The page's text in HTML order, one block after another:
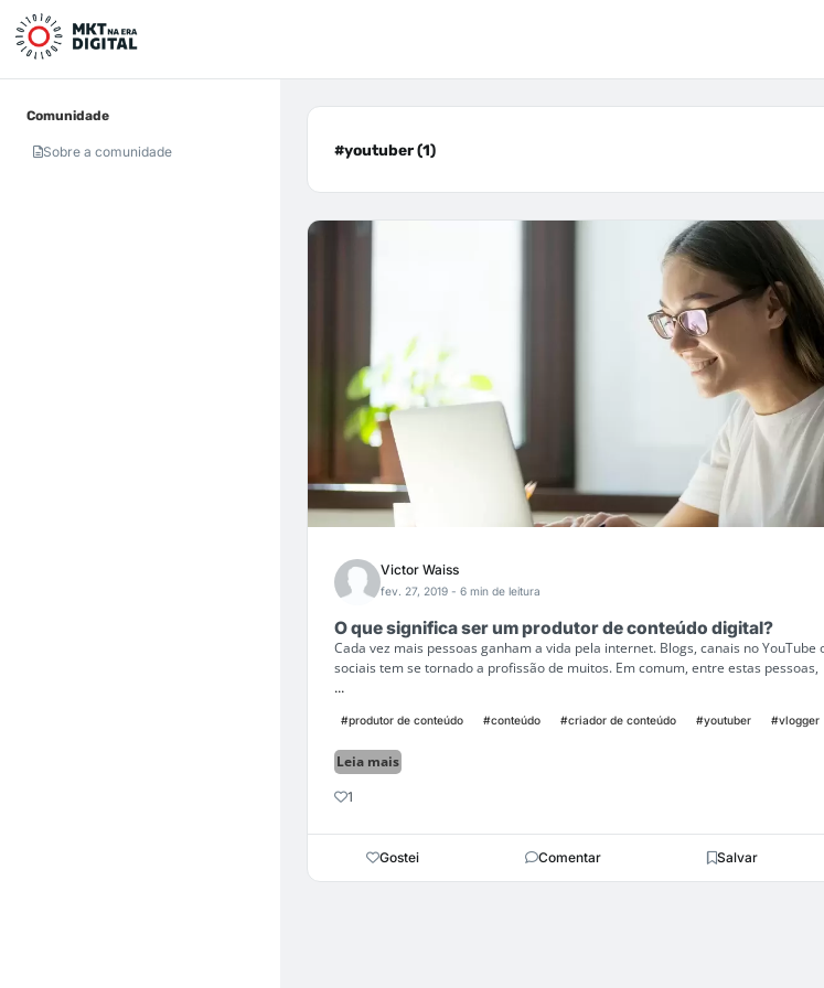
Comunidade
Sobre a comunidade #youtuber (1)
Victor Waiss
fev. 27, 2019 - 6 min de leitura
O que significa ser um produtor de conteúdo digital?
Cada vez mais pessoas ganham a vida pela internet. Blogs, canais no YouTube
sociais tem se tornado a profissão de muitos. Em comum, entre estas pessoas,
...
#produtor de conteúdo #conteúdo #criador de conteúdo #youtuber #vlogger
Leia mais
1
Gostei Comentar Salvar